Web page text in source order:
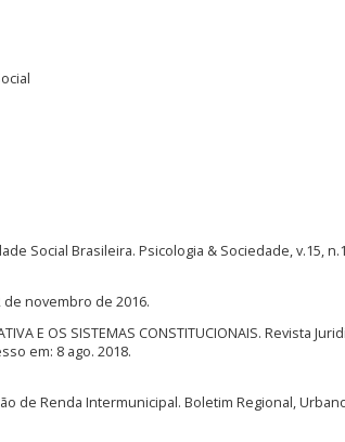
Social Brasileira. Psicologia & Sociedade, v.15,
de novembro de 2016.
E OS SISTEMAS CONSTITUCIONAIS. Revista
em: 8 ago. 2018.
de Renda Intermunicipal. Boletim Regional,